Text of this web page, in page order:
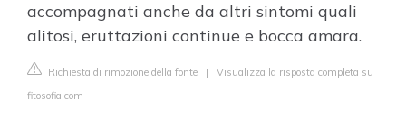
accompagnati anche da altri sintomi quali
alitosi, eruttazioni continue e bocca amara.
Richiesta di rimozione della fonte | Visualizza la risposta completa su
fitosofia.com